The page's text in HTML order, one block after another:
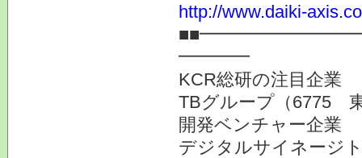
http://www.daiki-
━━━━
KCR総研の注目企業
TBグループ（6775
開発ベンチャー企業
デジタルサイネージ